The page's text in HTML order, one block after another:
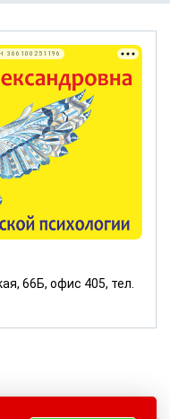
66Б, офис 405, тел.